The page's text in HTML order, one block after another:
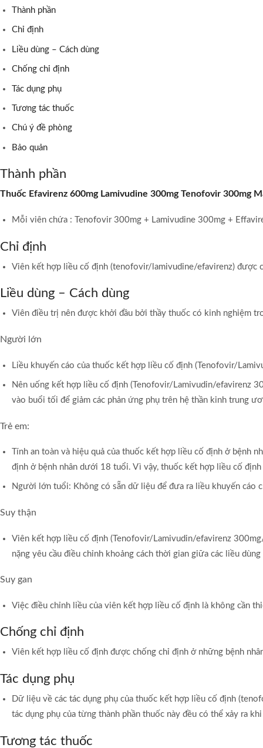
Thành phần
Chỉ định
Liều dùng – Cách dùng
Chống chỉ định
Tác dụng phụ
Tương tác thuốc
Chú ý đề phòng
Bảo quản
Thành phần
Thuốc Efavirenz 600mg Lamivudine 300mg Tenofovir 300mg
Mỗi viên chứa : Tenofovir 300mg + Lamivudine 300mg +
Chỉ định
Viên kết hợp liều cố định (tenofovir/lamivudine/efavirenz)
Liều dùng – Cách dùng
Viên điều trị nên được khởi đầu bởi thầy thuốc có kinh nghiệm
Người lớn
Liều khuyến cáo của thuốc kết hợp liều cố định (Tenofovir/
Nên uống kết hợp liều cố định (Tenofovir/Lamivudin/efavirenz
vào buổi tối để giảm các phản ứng phụ trên hệ thần kinh trung
Trẻ em:
Tính an toàn và hiệu quả của thuốc kết hợp liều cố định ở
định ở bệnh nhân dưới 18 tuổi. Vì vậy, thuốc kết hợp liều cố
Người lớn tuổi: Không có sẵn dữ liệu để đưa ra liều khuyến cáo
Suy thận
Viên kết hợp liều cố định (Tenofovir/Lamivudin/efavirenz
nặng yêu cầu điều chỉnh khoảng cách thời gian giữa các liều
Suy gan
Việc điều chỉnh liều của viên kết hợp liều cố định là không cần
Chống chỉ định
Viên kết hợp liều cố định được chống chỉ định ở những bệnh
Tác dụng phụ
Dữ liệu về các tác dụng phụ của thuốc kết hợp liều cố định
tác dụng phụ của từng thành phần thuốc này đều có thể xảy ra
Tương tác thuốc